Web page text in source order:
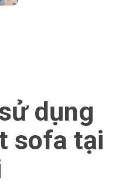
dụng
sofa tại